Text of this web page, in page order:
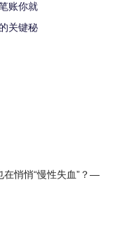
账你就
关键秘
在悄悄“慢性失血”？—